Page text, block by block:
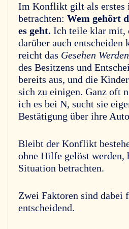
Im Konflikt gilt als erstes
betrachten: Wem gehört
es geht. Ich teile klar mit,
darüber auch entscheiden
reicht das Gesehen Werden
des Besitzens und
bereits aus, und die
sich zu einigen. Ganz oft
ich es bei N, sucht sie
Bestätigung über ihre
Bleibt der Konflikt
ohne Hilfe gelöst werden,
Situation betrachten.
Zwei Faktoren sind dabei
entscheidend.